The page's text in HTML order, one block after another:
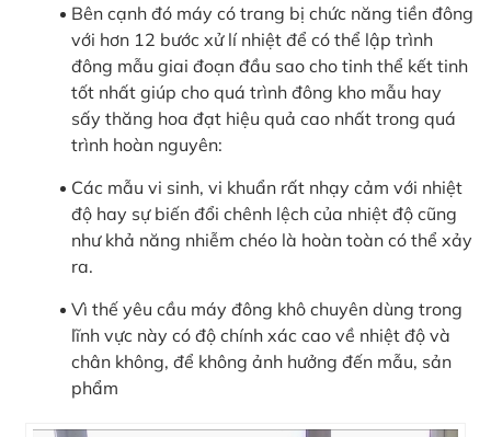
Bên cạnh đó máy có trang bị chức năng tiền đông
với hơn 12 bước xử lí nhiệt để có thể lập trình
đông mẫu giai đoạn đầu sao cho tinh thể kết tinh
tốt nhất giúp cho quá trình đông kho mẫu hay
sấy thăng hoa đạt hiệu quả cao nhất trong quá
trình hoàn nguyên:
Các mẫu vi sinh, vi khuẩn rất nhạy cảm với nhiệt
độ hay sự biến đổi chênh lệch của nhiệt độ cũng
như khả năng nhiễm chéo là hoàn toàn có thể xảy
ra.
Vì thế yêu cầu máy đông khô chuyên dùng trong
lĩnh vực này có độ chính xác cao về nhiệt độ và
chân không, để không ảnh hưởng đến mẫu, sản
phẩm